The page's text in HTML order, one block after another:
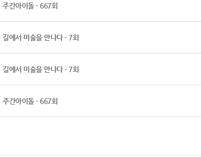
주간아이돌 - 667회
길에서 미술을 만나다 - 7회
길에서 미술을 만나다 - 7회
주간아이돌 - 667회